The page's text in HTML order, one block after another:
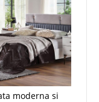
moderna si